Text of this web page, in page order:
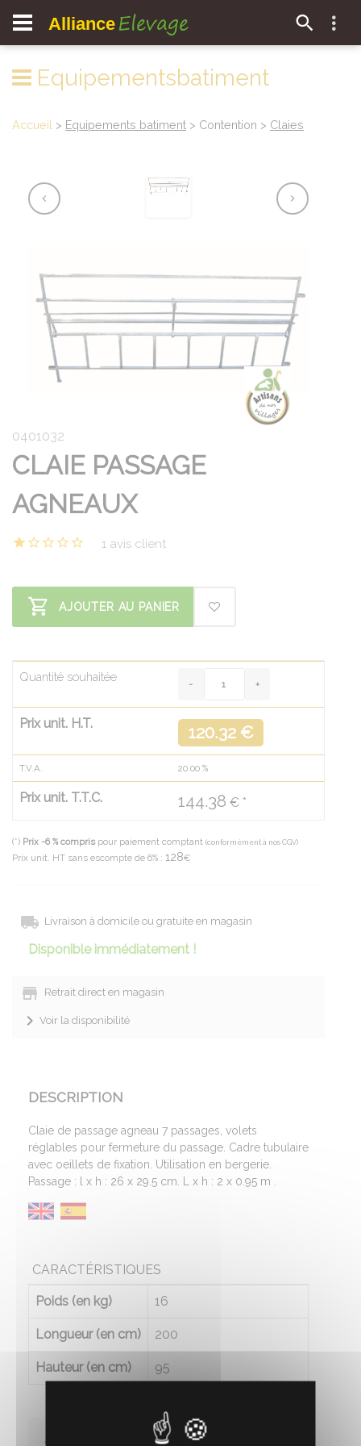
Alliance Elevage
Equipementsbatiment
Accueil > Equipements batiment > Contention > Claies
0401032
CLAIE PASSAGE
AGNEAUX
1 avis client
AJOUTER AU PANIER
Quantité souhaitée
Prix unit. H.T. 120.32 €
T.V.A. 20.00 %
Prix unit. T.T.C. 144.38 € *
(*) Prix -6 % compris pour paiement comptant (conformément à nos CGV)
Prix unit. HT sans escompte de 6% : 128€
Livraison à domicile ou gratuite en magasin
Disponible immédiatement !
Retrait direct en magasin
Voir la disponibilité
DESCRIPTION
Claie de passage agneau 7 passages, volets
réglables pour fermeture du passage. Cadre tubulaire
avec oeillets de fixation. Utilisation en bergerie.
Passage : l x h : 26 x 29.5 cm. L x h : 2 x 0.95 m .
CARACTÉRISTIQUES
Poids (en kg) 16
Longueur (en cm) 200
Hauteur (en cm) 95